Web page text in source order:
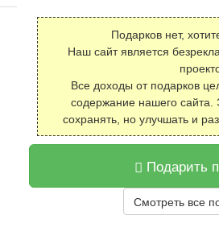
Подарков нет,
Наш сайт является
Все доходы от подарков
содержание нашего сайта.
сохранять, но улучшать и
Подарить
Смотреть все